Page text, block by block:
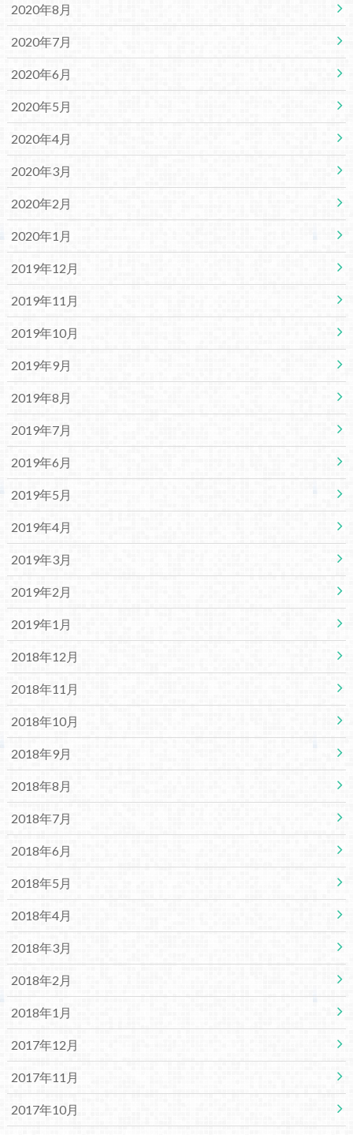
2020年8月
2020年7月
2020年6月
2020年5月
2020年4月
2020年3月
2020年2月
2020年1月
2019年12月
2019年11月
2019年10月
2019年9月
2019年8月
2019年7月
2019年6月
2019年5月
2019年4月
2019年3月
2019年2月
2019年1月
2018年12月
2018年11月
2018年10月
2018年9月
2018年8月
2018年7月
2018年6月
2018年5月
2018年4月
2018年3月
2018年2月
2018年1月
2017年12月
2017年11月
2017年10月